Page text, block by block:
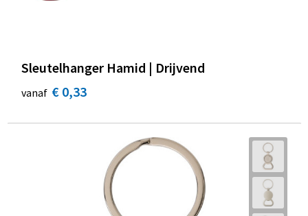
Sleutelhanger Hamid | Drijvend
vanaf € 0,33